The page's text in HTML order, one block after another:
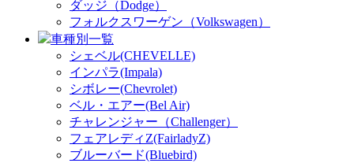
ダッジ（Dodge）
フォルクスワーゲン（Volkswagen）
車種別一覧
シェベル(CHEVELLE)
インパラ(Impala)
シボレー(Chevrolet)
ベル・エアー(Bel Air)
チャレンジャー（Challenger）
フェアレディZ(FairladyZ)
ブルーバード(Bluebird)